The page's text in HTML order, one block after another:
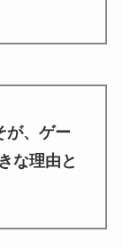
が、ゲー
な理由と